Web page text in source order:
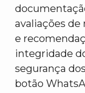
avaliações de
e
integridade
segurança
botão